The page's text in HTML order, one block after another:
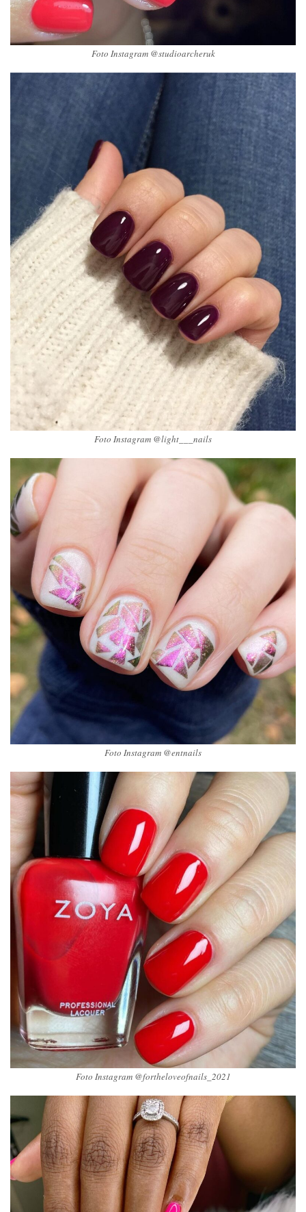
Foto Instagram @studioarcheruk
Foto Instagram @light___nails
Foto Instagram @entnails
Foto Instagram @fortheloveofnails_2021